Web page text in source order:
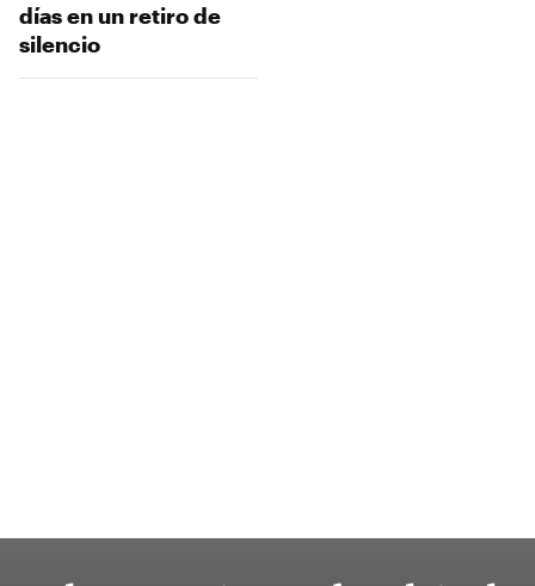
días en un retiro de
silencio